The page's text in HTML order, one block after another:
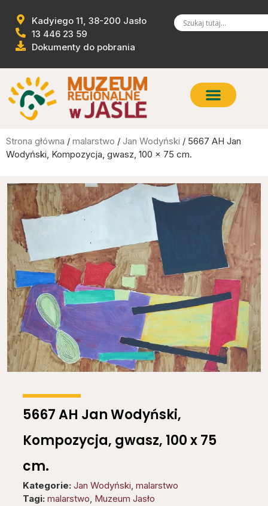
Kadyiego 11, 38-200 Jasło
13 446 23 59
Dokumenty do pobrania
Strona główna / malarstwo / Jan Wodyński / 5667 AH Jan
Wodyński, Kompozycja, gwasz, 100 x 75 cm.
5667 AH Jan Wodyński,
Kompozycja, gwasz, 100 x 75
cm.
Kategorie: Jan Wodyński, malarstwo
Tagi: malarstwo, Muzeum Jasło